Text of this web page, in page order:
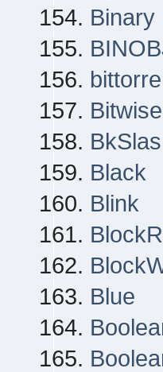
Binary
Black
Blink
Blue